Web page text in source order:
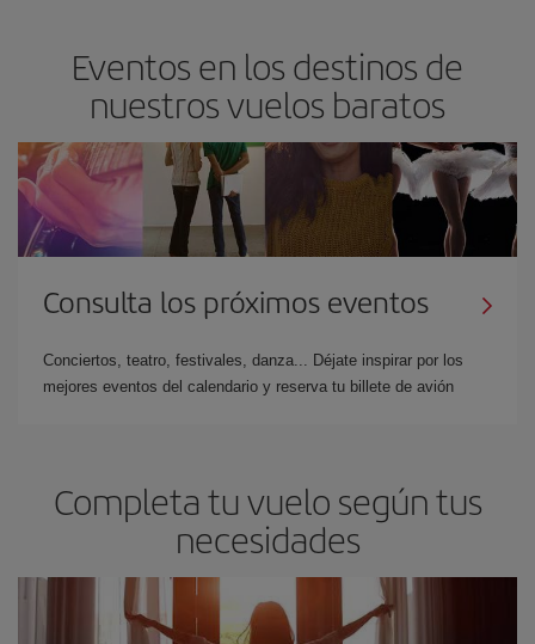
Eventos en los destinos de
nuestros vuelos baratos
Consulta los próximos eventos
Conciertos, teatro, festivales, danza... Déjate inspirar por los
mejores eventos del calendario y reserva tu billete de avión
Completa tu vuelo según tus
necesidades